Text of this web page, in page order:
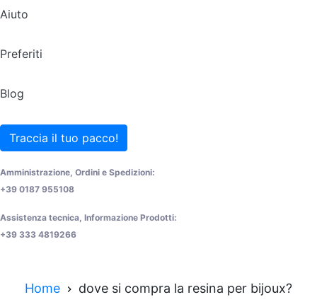
Aiuto
Preferiti
Blog
Traccia il tuo pacco!
Amministrazione, Ordini e Spedizioni:
+39 0187 955108
Assistenza tecnica, Informazione Prodotti:
+39 333 4819266
Home dove si compra la resina per bijoux?